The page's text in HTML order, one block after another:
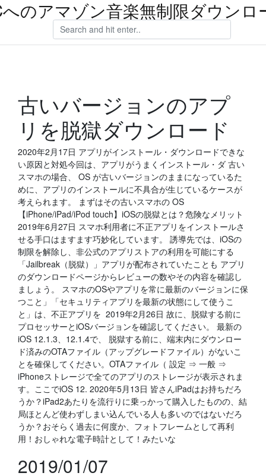
のアマゾン音楽無制限ダウンロ
古いバージョンのアプ
リを脱獄ダウンロード
2020年2月17日 アプリがインストール・ダウンロードできな
い原因と対処今回は、アプリがうまくインストール・ダ 古い
スマホの場合、 OS が古いバージョンのままになっているた
めに、アプリのインストールに不具合が生じているケースが
考えられます。 まずはその古いスマホの OS
【iPhone/iPad/iPod touch】iOSの脱獄とは？危険なメリット
2019年6月27日 スマホ利用者に不正アプリをインストールさ
せる手口はますます巧妙化しています。 誘導先では、iOSの
制限を解除し、非公式のアプリストアの利用を可能にする
「Jailbreak（脱獄）」アプリが配布されていたことも アプリ
のダウンロードページからレビューの数やその内容を確認し
ましょう。 スマホのOSやアプリを常に最新のバージョンに保
つこと」「セキュリティアプリを最新の状態にして使うこ
と」は、不正アプリを 2019年2月26日 故に、脱獄する前に
プロセッサーとiOSバージョンを確認してください。 最新の
iOS 12.1.3、12.1.4で、 脱獄する前に、端末内にダウンロー
ド済みのOTAファイル（アップグレードファイル）がないこ
とを確保してください。OTAファイル（ 設定 ⇒ 一般 ⇒
iPhoneストレージで全てのアプリのストレージが表示されま
す。ここでiOS 12. 2020年5月13日 皆さんiPadはお持ちだろ
うか？iPad2あたりを流行りに乗っかって購入したものの、結
局ほとんど使わずしまい込んでいる人も多いのではないだろ
うか？おそらく過去に何度か、フォトフレームとして再利
用！おしゃれな電子時計として！みたいな
2019/01/07